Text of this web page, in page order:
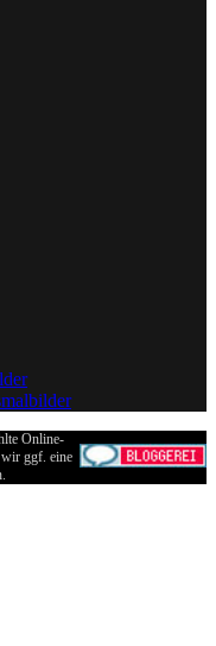
Online-
wir ggf. eine